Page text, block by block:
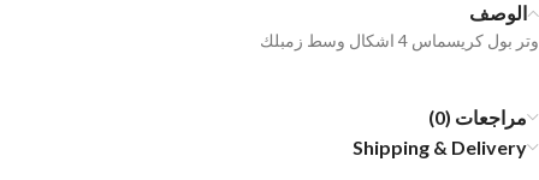
الوصف
وتر بول كريسماس 4 اشكال وسط زمبلك
مراجعات (0)
Shipping & Delivery